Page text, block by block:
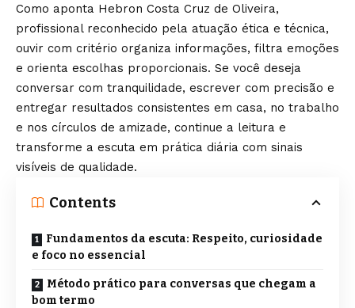
Como aponta Hebron Costa Cruz de Oliveira,
profissional reconhecido pela atuação ética e técnica,
ouvir com critério organiza informações, filtra emoções
e orienta escolhas proporcionais. Se você deseja
conversar com tranquilidade, escrever com precisão e
entregar resultados consistentes em casa, no trabalho
e nos círculos de amizade, continue a leitura e
transforme a escuta em prática diária com sinais
visíveis de qualidade.
Contents
Fundamentos da escuta: Respeito, curiosidade
e foco no essencial
Método prático para conversas que chegam a
bom termo